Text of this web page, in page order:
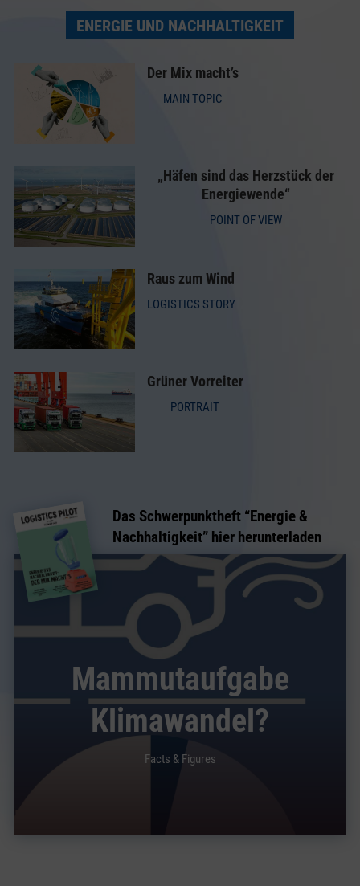
ENERGIE UND NACHHALTIGKEIT
Der Mix macht’s
MAIN TOPIC
„Häfen sind das Herzstück der
Energiewende“
POINT OF VIEW
Raus zum Wind
LOGISTICS STORY
Grüner Vorreiter
PORTRAIT
Das Schwerpunktheft “Energie &
Nachhaltigkeit” hier herunterladen
Mammutaufgabe
Klimawandel?
Facts & Figures